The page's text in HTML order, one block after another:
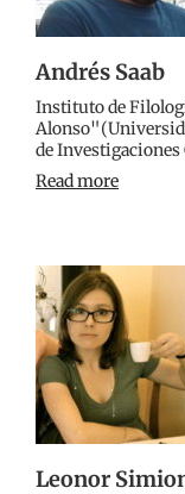
Andrés Saab
Instituto de
de
Read more
Leonor